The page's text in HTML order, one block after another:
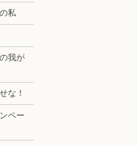
私
我が
な！
ペー